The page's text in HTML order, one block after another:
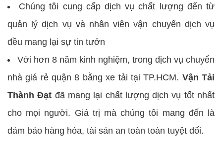
Chúng tôi cung cấp dịch vụ chất lượng đến từ
quản lý dịch vụ và nhân viên vận chuyển dịch vụ
đều mang lại sự tin tưởn
Với hơn 8 năm kinh nghiệm, trong dịch vụ chuyển
nhà giá rẻ quận 8 bằng xe tải tại TP.HCM. Vận Tải
Thành Đạt đã mang lại chất lượng dịch vụ tốt nhất
cho mọi người. Giá trị mà chúng tôi mang đến là
đảm bảo hàng hóa, tài sản an toàn toàn tuyệt đối.